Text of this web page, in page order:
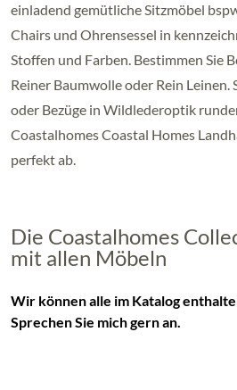
einladend gemütliche Sitzmöbel
Chairs und Ohrensessel in
Stoffen und Farben. Bestimmen Sie
Reiner Baumwolle oder Rein Leinen.
oder Bezüge in Wildlederoptik
Coastalhomes Coastal Homes
perfekt ab.
Die Coastalhomes
mit allen Möbeln
Wir können alle im Katalog
Sprechen Sie mich gern an.